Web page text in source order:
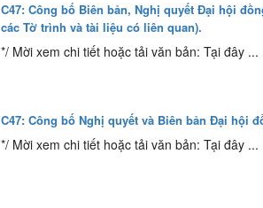
C47: Công bố Biên bản, Nghị quyết Đại hội
các Tờ trình và tài liệu có liên quan).
*/ Mời xem chi tiết hoặc tải văn bản: Tại đây ...
C47: Công bố Nghị quyết và Biên bản Đại hội
*/ Mời xem chi tiết hoặc tải văn bản: Tại đây ...